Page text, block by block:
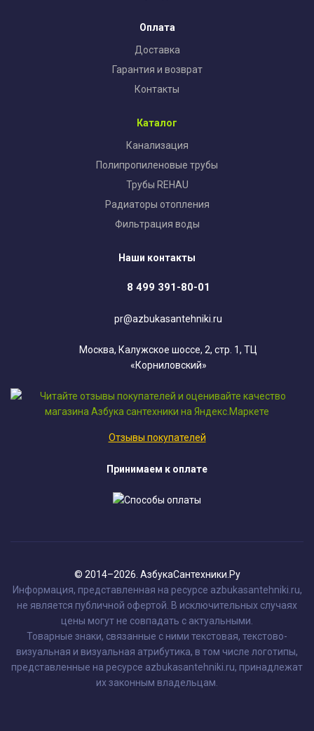
Оплата
Доставка
Гарантия и возврат
Контакты
Каталог
Канализация
Полипропиленовые трубы
Трубы REHAU
Радиаторы отопления
Фильтрация воды
Наши контакты
8 499 391-80-01
pr@azbukasantehniki.ru
Москва, Калужское шоссе, 2, стр. 1, ТЦ
«Корниловский»
Отзывы покупателей
Принимаем к оплате
© 2014–2026. АзбукаСантехники.Ру
Информация, представленная на ресурсе azbukasantehniki.ru,
не является публичной офертой. В исключительных случаях
цены могут не совпадать с актуальными.
Товарные знаки, связанные с ними текстовая, текстово-
визуальная и визуальная атрибутика, в том числе логотипы,
представленные на ресурсе azbukasantehniki.ru, принадлежат
их законным владельцам.